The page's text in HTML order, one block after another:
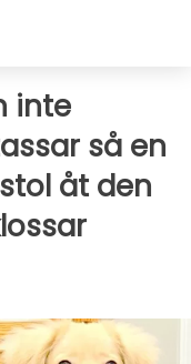
inte
så en
åt den